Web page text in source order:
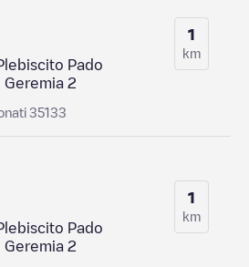
Pado
Geremia 2
35133
1
km
Pado
Geremia 2
1
km